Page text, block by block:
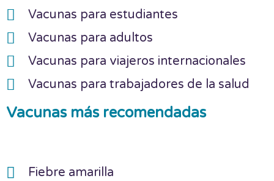
Vacunas para estudiantes
Vacunas para adultos
Vacunas para viajeros internacionales
Vacunas para trabajadores de la salud
Vacunas más recomendadas
Fiebre amarilla